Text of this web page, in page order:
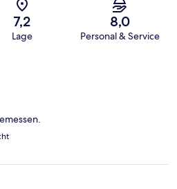
7,2
Lage
8,0
Personal & Service